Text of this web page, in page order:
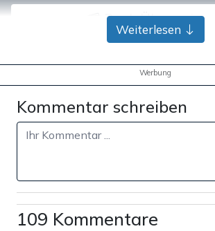
Bank-Überweisung
Weiterlesen
Werbung
Kommentar schreiben
109 Kommentare